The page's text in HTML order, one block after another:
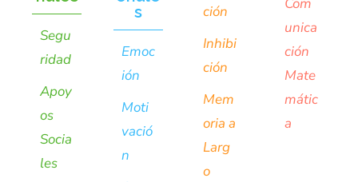
Segu
ridad
Apoy
os
Socia
les
s
Emoc
ión
Moti
vació
n
ción
Inhibi
ción
Mem
oria a
Larg
o
unica
ción
Mate
mátic
a